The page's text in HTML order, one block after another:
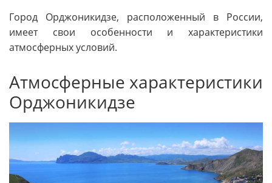
Город Орджоникидзе, расположенный в России,
имеет свои особенности и характеристики
атмосферных условий.
Атмосферные характеристики
Орджоникидзе